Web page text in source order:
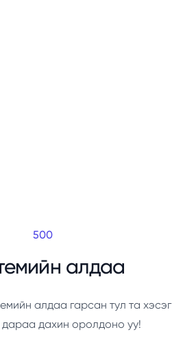
500
алдаа
алдаа гарсан тул та хэсэг
дараа дахин оролдоно уу!